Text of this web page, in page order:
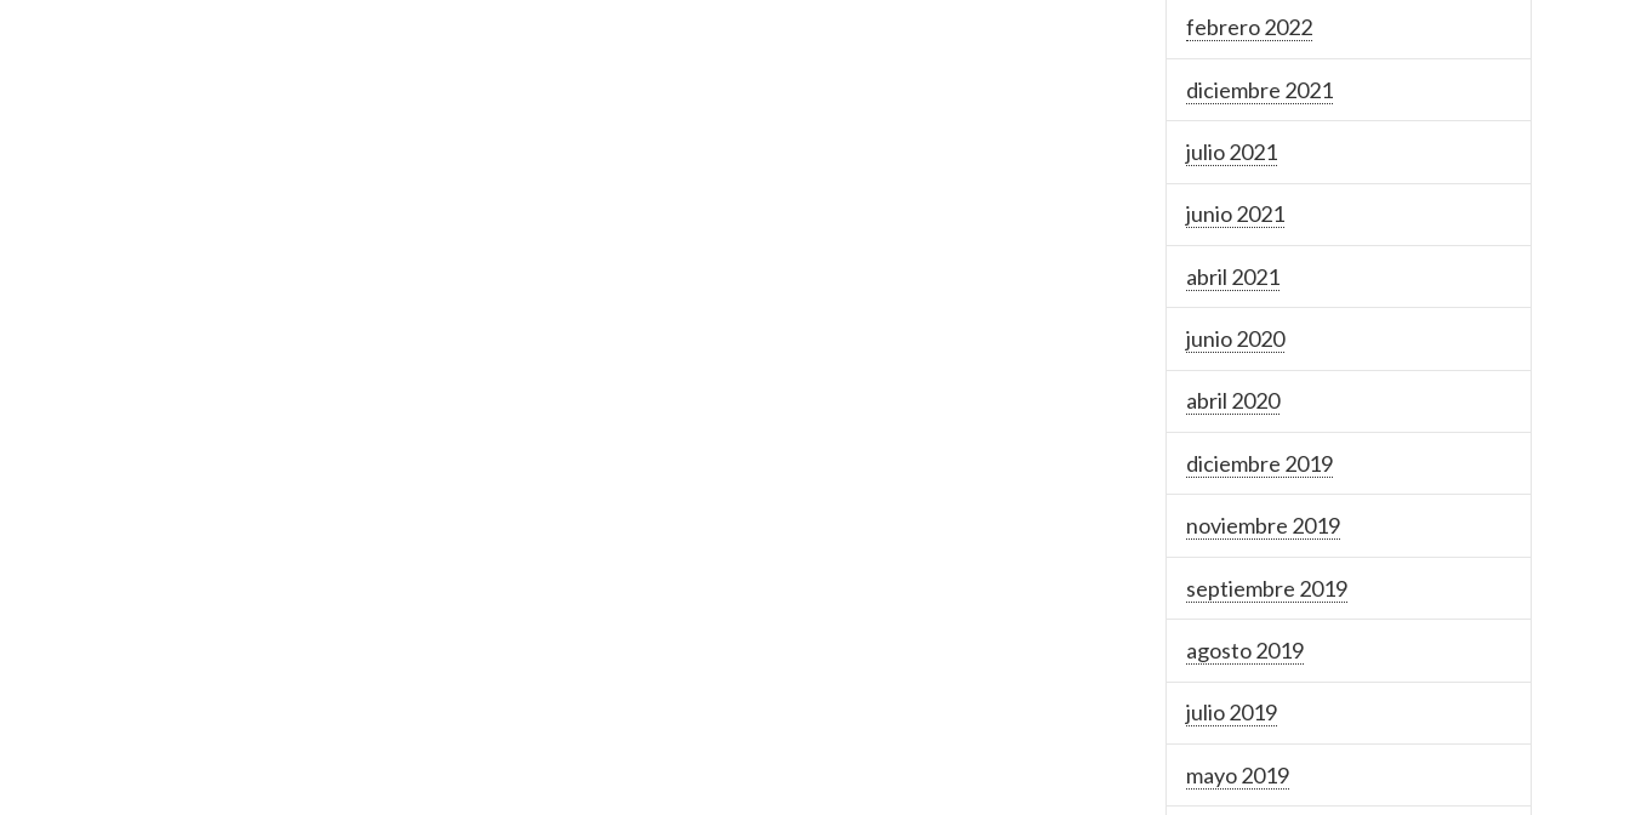
febrero 2022
diciembre 2021
julio 2021
junio 2021
abril 2021
junio 2020
abril 2020
diciembre 2019
noviembre 2019
septiembre 2019
agosto 2019
julio 2019
mayo 2019